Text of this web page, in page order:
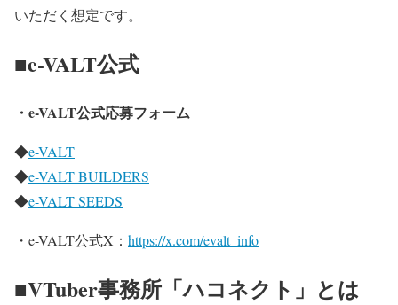
いただく想定です。
■e-VALT公式
・e-VALT公式応募フォーム
◆e-VALT
◆e-VALT BUILDERS
◆e-VALT SEEDS
・e-VALT公式X： https://x.com/evalt_info
■VTuber事務所「ハコネクト」とは